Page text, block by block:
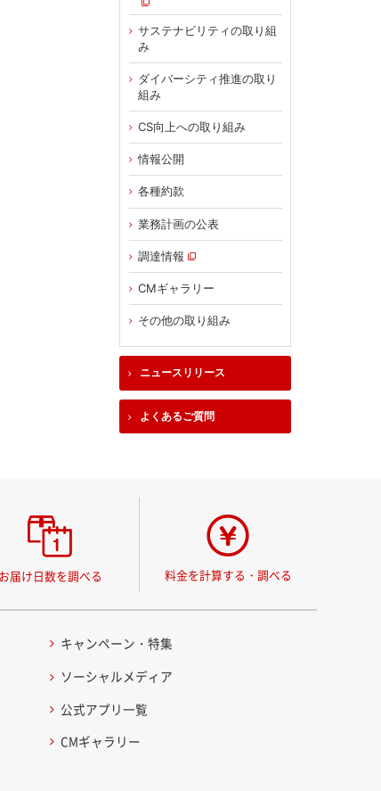
サステナビリティの取り組
み
ダイバーシティ推進の取り
組み
CS向上への取り組み
情報公開
各種約款
業務計画の公表
調達情報
CMギャラリー
その他の取り組み
ニュースリリース
よくあるご質問
お届け日数を調べる 料金を計算する・調べる
キャンペーン・特集
ソーシャルメディア
公式アプリ一覧
CMギャラリー